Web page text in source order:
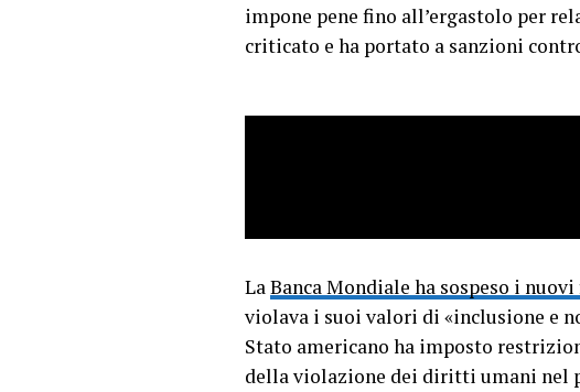
impone pene fino all’ergastolo per
criticato e ha portato a sanzioni
LaBanca Mondiale ha sospeso i
violava i suoi valori di «inclusione e
Stato americano ha imposto
della violazione dei diritti umani nel